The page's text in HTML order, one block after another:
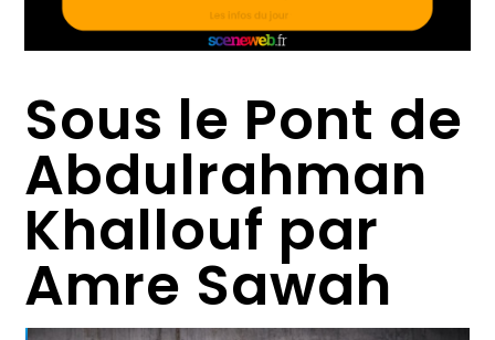
Sous le Pont de
Abdulrahman
Khallouf par
Amre Sawah